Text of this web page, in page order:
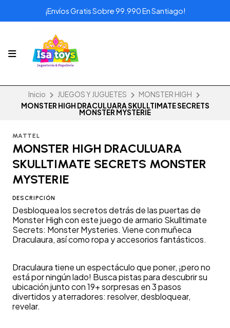
¡Envíos Gratis Sobre 99.990 En Santiago!
Inicio JUEGOS Y JUGUETES
MONSTER HIGH
MONSTER HIGH DRACULUARA SKULLTIMATE SECRETS
MONSTER MYSTERIE
MATTEL
MONSTER HIGH DRACULUARA
SKULLTIMATE SECRETS MONSTER
MYSTERIE
DESCRIPCIÓN
Desbloquea los secretos detrás de las puertas de
Monster High con este juego de armario Skulltimate
Secrets: Monster Mysteries. Viene con muñeca
Draculaura, así como ropa y accesorios fantásticos.
Draculaura tiene un espectáculo que poner, ¡pero no
está por ningún lado! Busca pistas para descubrir su
ubicación junto con 19+ sorpresas en 3 pasos
divertidos y aterradores: resolver, desbloquear,
revelar.